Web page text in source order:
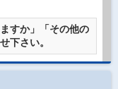
すか」「その他の
下さい。